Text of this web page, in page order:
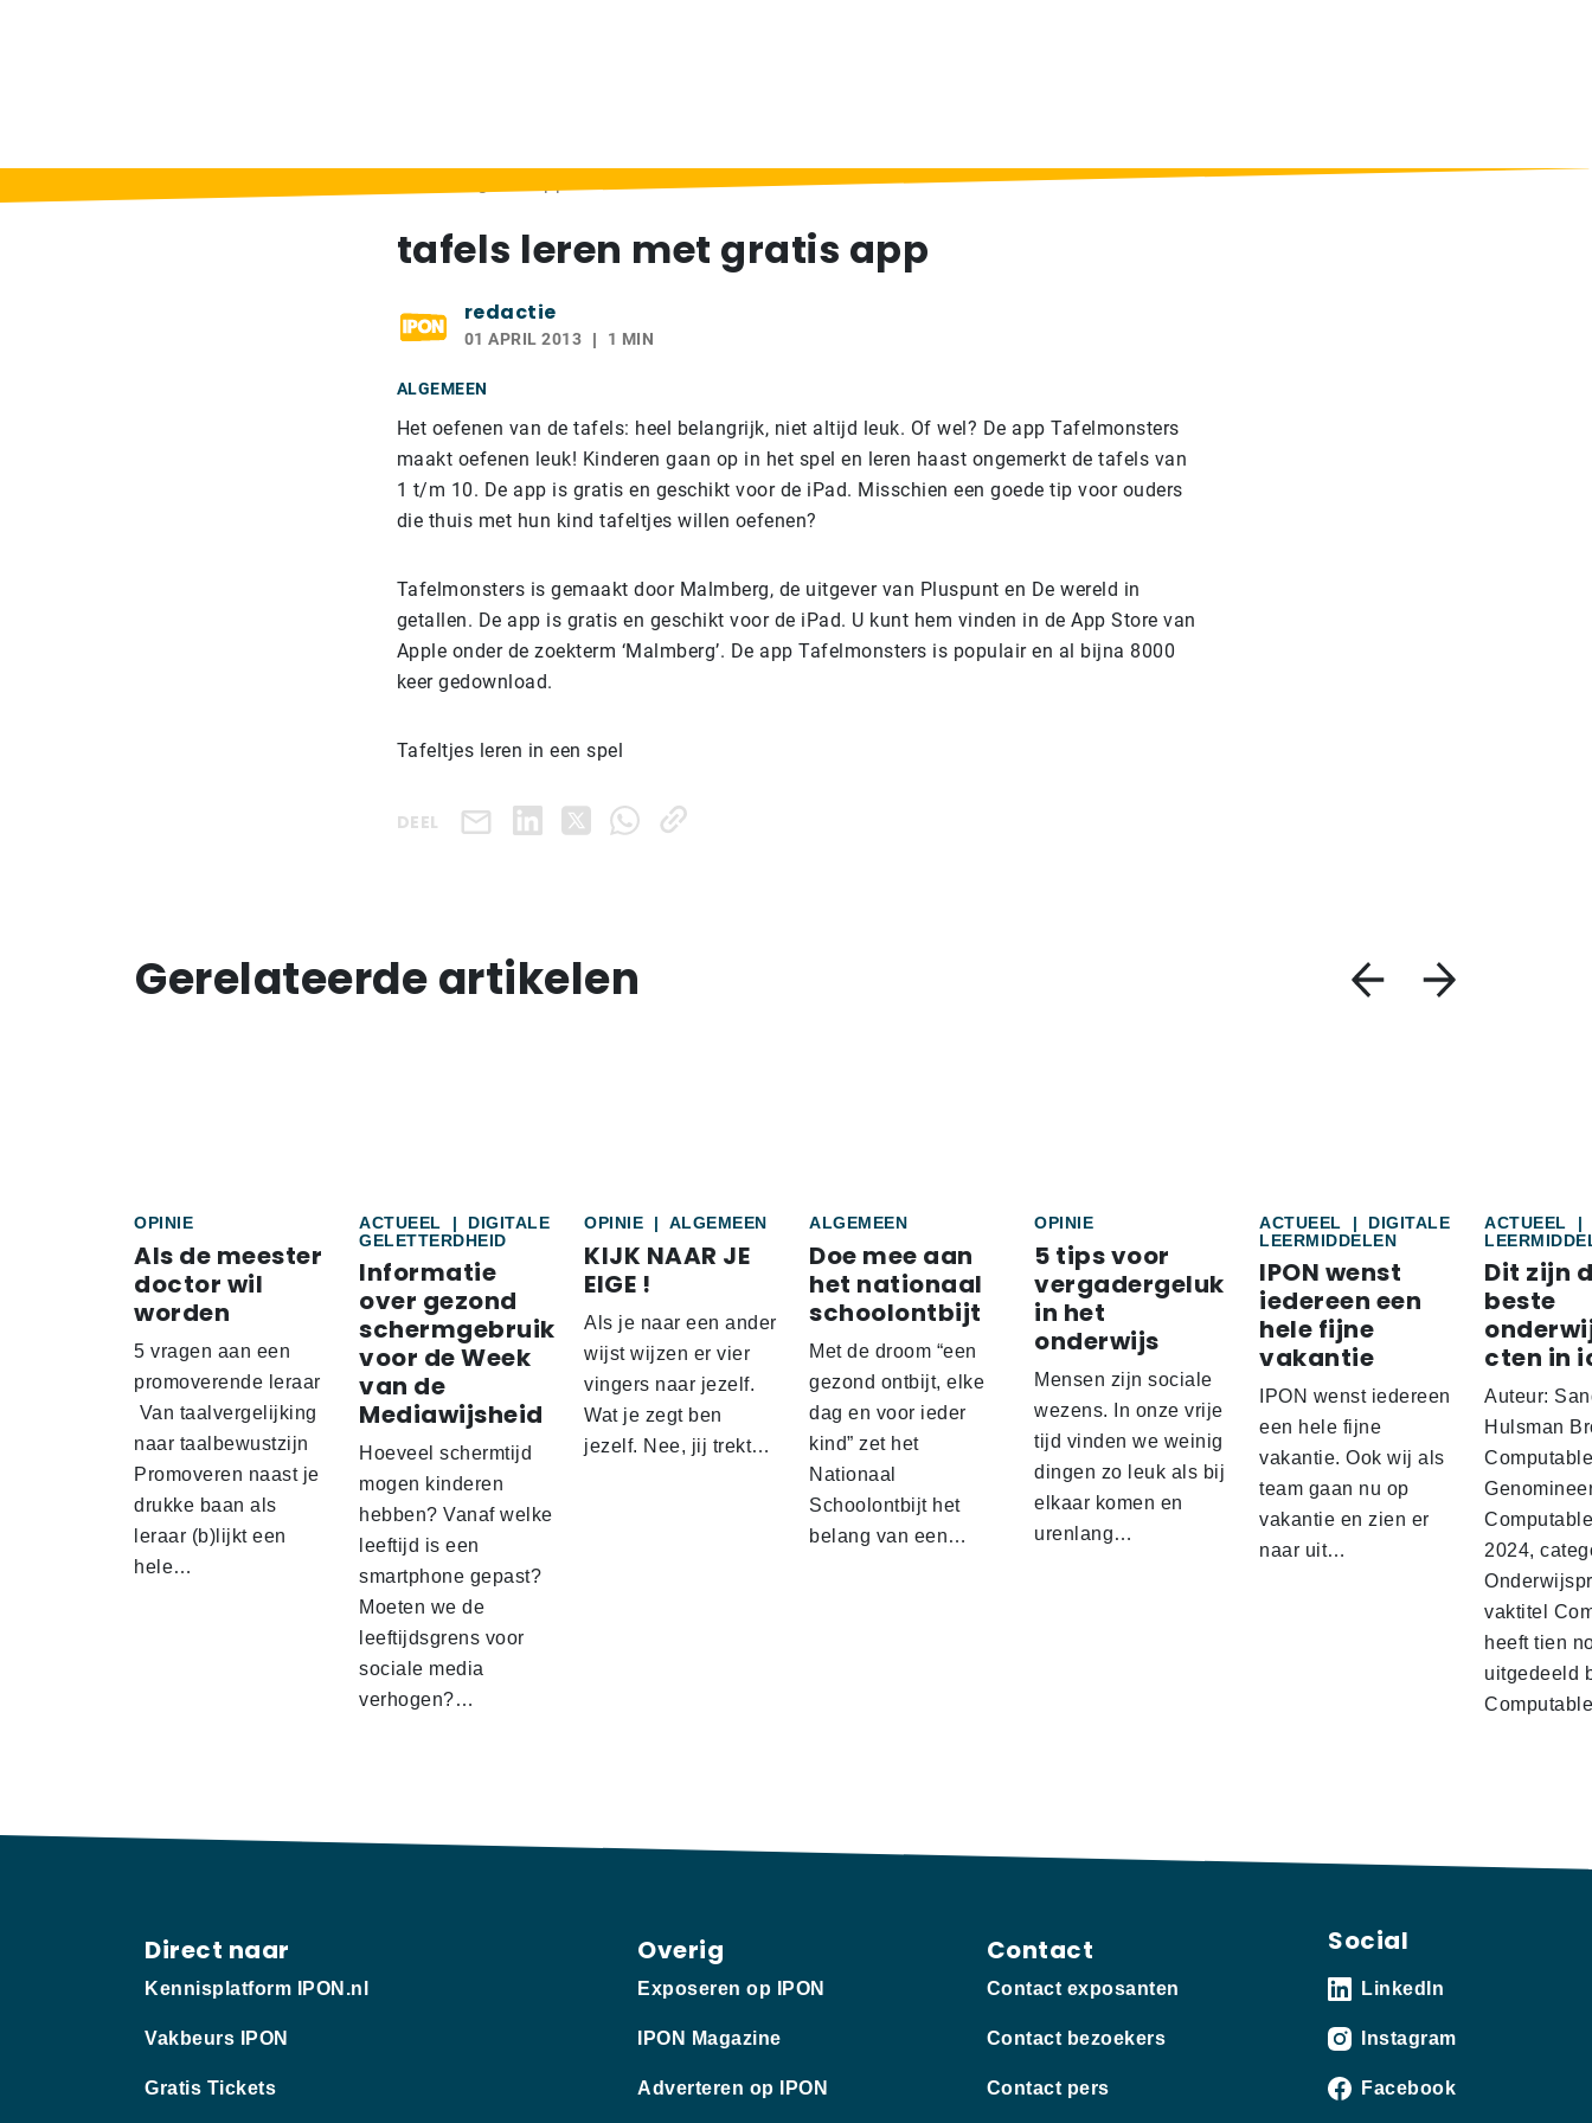
tafels leren met gratis app
redactie
01 APRIL 2013 1 MIN
ALGEMEEN
Het oefenen van de tafels: heel belangrijk, niet altijd leuk. Of wel? De app Tafelmonsters
maakt oefenen leuk! Kinderen gaan op in het spel en leren haast ongemerkt de tafels van
1 t/m 10. De app is gratis en geschikt voor de iPad. Misschien een goede tip voor ouders
die thuis met hun kind tafeltjes willen oefenen?
Tafelmonsters is gemaakt door Malmberg, de uitgever van Pluspunt en De wereld in
getallen. De app is gratis en geschikt voor de iPad. U kunt hem vinden in de App Store van
Apple onder de zoekterm ‘Malmberg’. De app Tafelmonsters is populair en al bijna 8000
keer gedownload.
Tafeltjes leren in een spel
DEEL
Gerelateerde artikelen
OPINIE
Als de meester
doctor wil
worden
5 vragen aan een
promoverende leraar
Van taalvergelijking
naar taalbewustzijn
Promoveren naast je
drukke baan als
leraar (b)lijkt een
hele…
ACTUEEL |
DIGITALE
GELETTERDHEID
Informatie
over gezond
schermgebruik
voor de Week
van de
Mediawijsheid
Hoeveel schermtijd
mogen kinderen
hebben? Vanaf welke
leeftijd is een
smartphone gepast?
Moeten we de
leeftijdsgrens voor
sociale media
verhogen?…
OPINIE | ALGEMEEN
KIJK NAAR JE
EIGE !
Als je naar een ander
wijst wijzen er vier
vingers naar jezelf.
Wat je zegt ben
jezelf. Nee, jij trekt…
ALGEMEEN
Doe mee aan
het nationaal
schoolontbijt
Met de droom “een
gezond ontbijt, elke
dag en voor ieder
kind” zet het
Nationaal
Schoolontbijt het
belang van een…
OPINIE
5 tips voor
vergadergeluk
in het
onderwijs
Mensen zijn sociale
wezens. In onze vrije
tijd vinden we weinig
dingen zo leuk als bij
elkaar komen en
urenlang…
ACTUEEL |
DIGITALE
LEERMIDDELEN
IPON wenst
iedereen een
hele fijne
vakantie
IPON wenst iedereen
een hele fijne
vakantie. Ook wij als
team gaan nu op
vakantie en zien er
naar uit…
ACTUEEL
|
Dit zijn
beste
cten in
Auteur:
Hulsman
Computable
2024,
vaktitel
heeft tien
uitgedeeld
Direct naar
Kennisplatform IPON.nl
Vakbeurs IPON
Gratis Tickets
Overig
Exposeren op IPON
IPON Magazine
Adverteren op IPON
Contact
Contact exposanten
Contact bezoekers
Contact pers
Social
LinkedIn
Instagram
Facebook